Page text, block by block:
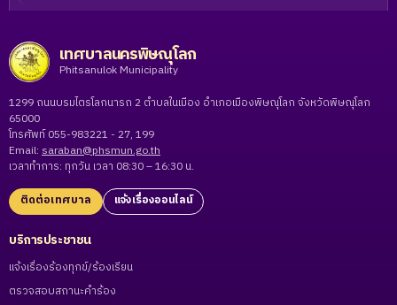
เทศบาลนครพิษณุโลก
Phitsanulok Municipality
1299 ถนนบรมไตรโลกนารถ 2 ตำบลในเมือง อำเภอเมืองพิษณุโลก จังหวัดพิษณุโลก
65000
โทรศัพท์ 055-983221 - 27, 199
Email: saraban@phsmun.go.th
เวลาทำการ: ทุกวัน เวลา 08:30 – 16:30 น.
ติดต่อเทศบาล แจ้งเรื่องออนไลน์
บริการประชาชน
แจ้งเรื่องร้องทุกข์/ร้องเรียน
ตรวจสอบสถานะคำร้อง